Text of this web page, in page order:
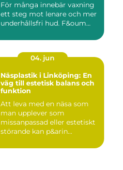
För många innebär vaxning
ett steg mot lenare och mer
underhållsfri hud. F&oum...
04. jun
Näsplastik i Linköping: En
väg till estetisk balans och
funktion
Att leva med en näsa som
man upplever som
missanpassad eller estetiskt
störande kan p&arin...